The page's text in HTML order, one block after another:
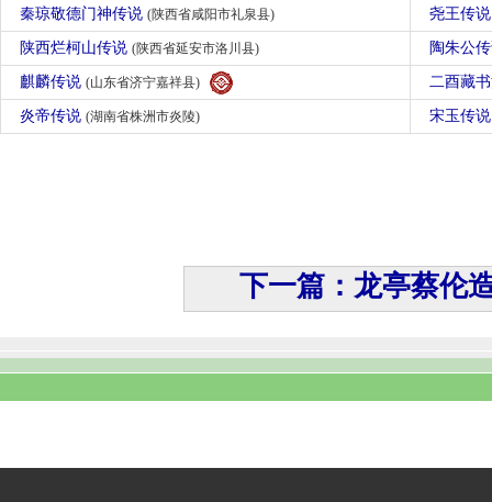
秦琼敬德门神传说 (陕西省咸阳市礼泉县) 尧王传
陕西烂柯山传说 (陕西省延安市洛川县) 陶朱公
麒麟传说 (山东省济宁嘉祥县) 二酉藏
炎帝传说 (湖南省株洲市炎陵) 宋玉传
下一篇：龙亭蔡伦